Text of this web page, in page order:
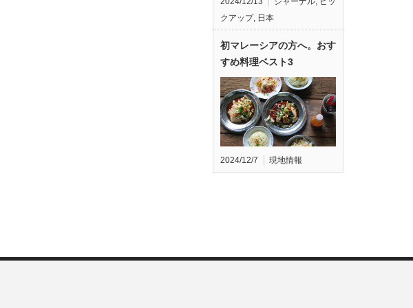
クアップ, 日本
初マレーシアの方へ。おす
すめ料理ベスト3
2024/12/7 現地情報